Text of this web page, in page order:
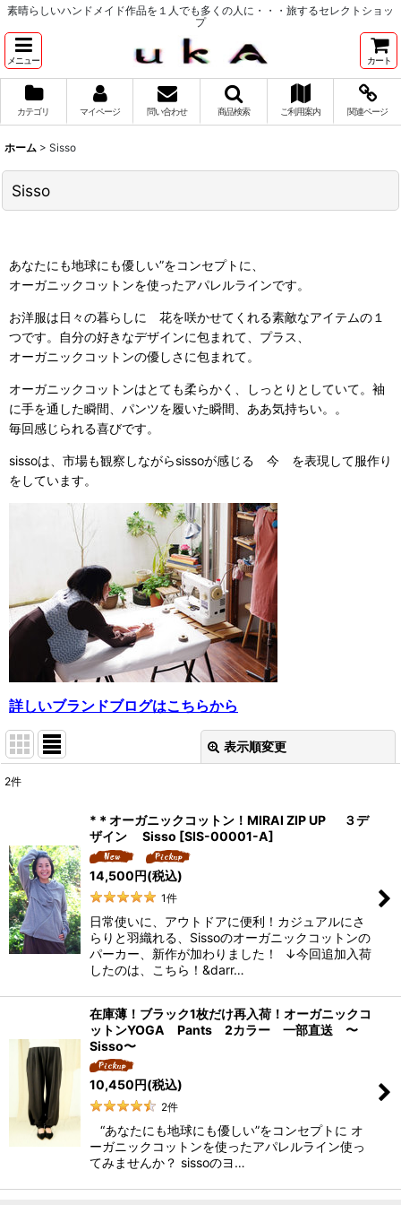
素晴らしいハンドメイド作品を１人でも多くの人に・・・旅するセレクトショッ
プ
メニュー カート
カテゴリ マイページ 問い合わせ 商品検索 ご利用案内 関連ページ
ホーム > Sisso
Sisso
あなたにも地球にも優しい”をコンセプトに、
オーガニックコットンを使ったアパレルラインです。
お洋服は日々の暮らしに 花を咲かせてくれる素敵なアイテムの１
つです。自分の好きなデザインに包まれて、プラス、
オーガニックコットンの優しさに包まれて。
オーガニックコットンはとても柔らかく、しっとりとしていて。袖
に手を通した瞬間、パンツを履いた瞬間、ああ気持ちい。。
毎回感じられる喜びです。
sissoは、市場も観察しながらsissoが感じる 今 を表現して服作り
をしています。
詳しいブランドブログはこちらから
表示順変更
並び順:
絞り込む
2件
*＊オーガニックコットン！MIRAI ZIP UP ３デ
ザイン Sisso [SIS-00001-A]
14,500円(税込)
1件
日常使いに、アウトドアに便利！カジュアルにさ
らりと羽織れる、Sissoのオーガニックコットンの
パーカー、新作が加わりました！ ↓今回追加入荷
したのは、こちら！&darr…
在庫薄！ブラック1枚だけ再入荷！オーガニックコ
ットンYOGA Pants 2カラー 一部直送 〜
Sisso〜
10,450円(税込)
2件
“あなたにも地球にも優しい”をコンセプトに オ
ーガニックコットンを使ったアパレルライン使っ
てみませんか？ sissoのヨ…